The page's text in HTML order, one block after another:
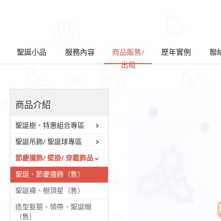
聖誕小品 服務內容
商品販售/
出租
歷年實例 聯
商品介紹
聖誕樹、特惠組合專區
聖誕吊飾/ 聖誕球專區
節慶擺飾/ 壁掛/ 穿戴飾品
聖誕、節慶擺飾（售）
聖誕襪、樹頂星（售）
造型髮箍、領帶、聖誕帽
（售）